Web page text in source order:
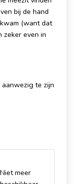
bij de hand
(want dat
zeker even in
te zijn
Niet meer